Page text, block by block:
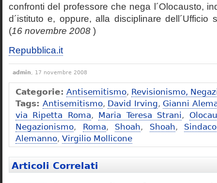
confronti del professore che nega l´Olocausto,
d´istituto e, oppure, alla disciplinare dell´Ufficio
(16 novembre 2008 )
Repubblica.it
admin, 17 novembre 2008
Categorie: Antisemitismo, Revisionismo,
Tags: Antisemitismo, David Irving, Gianni
via Ripetta Roma, Maria Teresa Strani,
Negazionismo, Roma, Shoah, Shoah,
Alemanno, Virgilio Mollicone
Articoli Correlati